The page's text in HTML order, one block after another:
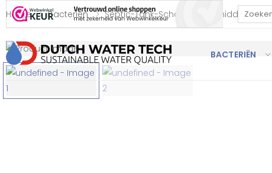
BACTERIËN
Home Bacterien Septic-Tank-Schoonmaakmiddelen